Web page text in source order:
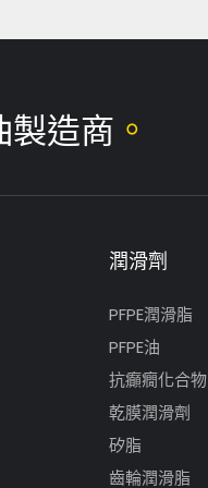
製造商 。
潤滑劑
PFPE潤滑脂
PFPE油
抗癲癇化合物
乾膜潤滑劑
矽脂
齒輪潤滑脂